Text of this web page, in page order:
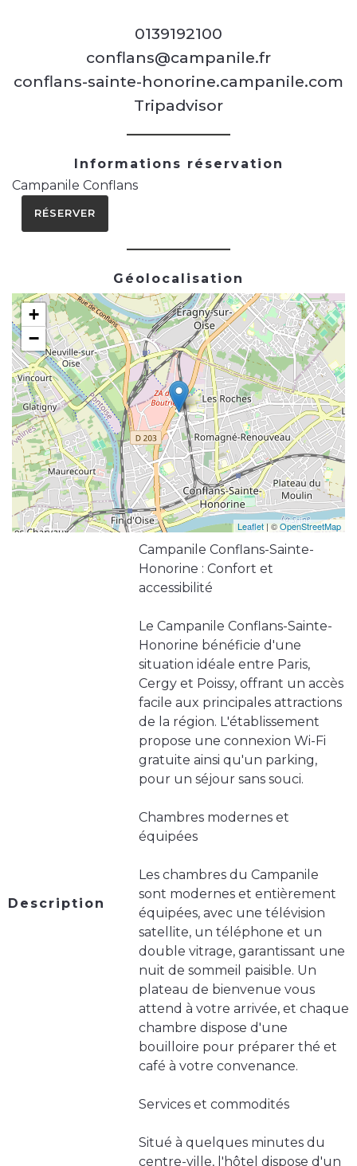
0139192100
conflans@campanile.fr
conflans-sainte-honorine.campanile.com
Tripadvisor
Informations réservation
Campanile Conflans
RÉSERVER
Géolocalisation
+
−
Leaflet | ©OpenStreetMap
Description
Campanile Conflans-Sainte-
Honorine : Confort et
accessibilité
Le Campanile Conflans-Sainte-
Honorine bénéficie d'une
situation idéale entre Paris,
Cergy et Poissy, offrant un accès
facile aux principales attractions
de la région. L'établissement
propose une connexion Wi-Fi
gratuite ainsi qu'un parking,
pour un séjour sans souci.
Chambres modernes et
équipées
Les chambres du Campanile
sont modernes et entièrement
équipées, avec une télévision
satellite, un téléphone et un
double vitrage, garantissant une
nuit de sommeil paisible. Un
plateau de bienvenue vous
attend à votre arrivée, et chaque
chambre dispose d'une
bouilloire pour préparer thé et
café à votre convenance.
Services et commodités
Situé à quelques minutes du
centre-ville, l'hôtel dispose d'un